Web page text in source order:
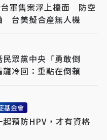
軍售案浮上檯面 防空
台美擬合產無人機
民眾黨中央「勇敢倒
冷回：重點在倒賴
基金會
起預防HPV，才有資格